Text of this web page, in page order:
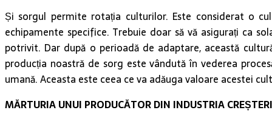
Și sorgul permite rotația culturilor. Este considerat o
echipamente specifice. Trebuie doar să vă asigurați ca
potrivit. Dar după o perioadă de adaptare, această
producția noastră de sorg este vândută în vederea
umană. Aceasta este ceea ce va adăuga valoare acestei
MĂRTURIA UNUI PRODUCĂTOR DIN INDUSTRIA